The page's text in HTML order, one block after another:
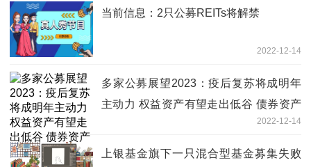
当前信息：2只公募REITs将解禁
2022-12-14
多家公募展望2023：疫后复苏将成明年
主动力 权益资产有望走出低谷 债券资产
2022-12-14
上银基金旗下一只混合型基金募集失败